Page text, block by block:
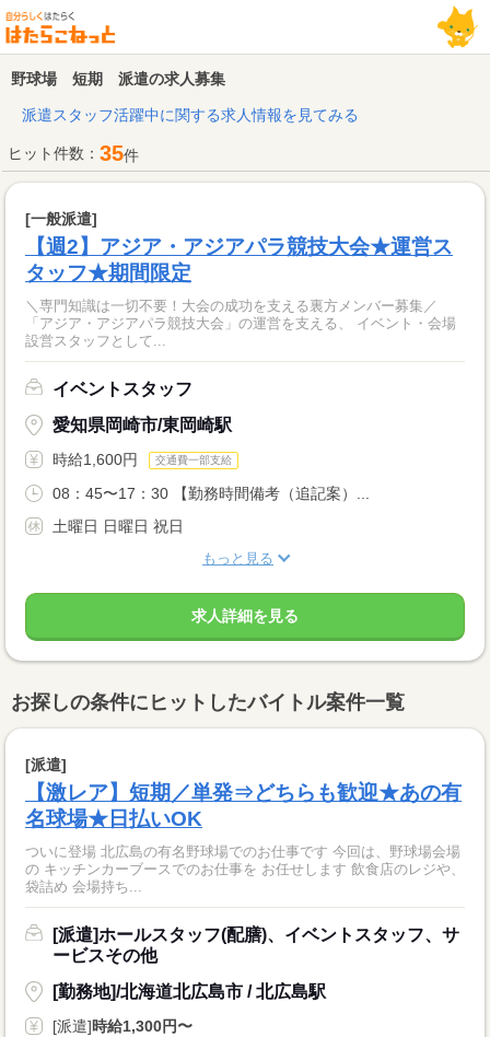
野球場 短期 派遣の求人募集
派遣スタッフ活躍中に関する求人情報を見てみる
ヒット件数： 35件
[一般派遣]
【週2】アジア・アジアパラ競技大会★運営ス
タッフ★期間限定
＼専門知識は一切不要！大会の成功を支える裏方メンバー募集／
「アジア・アジアパラ競技大会」の運営を支える、 イベント・会場
設営スタッフとして...
イベントスタッフ
愛知県岡崎市/東岡崎駅
時給1,600円 交通費一部支給
08：45〜17：30 【勤務時間備考（追記案）...
土曜日 日曜日 祝日
もっと見る
求人詳細を見る
お探しの条件にヒットしたバイトル案件一覧
[派遣]
【激レア】短期／単発⇒どちらも歓迎★あの有
名球場★日払いOK
ついに登場 北広島の有名野球場でのお仕事です 今回は、野球場会場
の キッチンカーブースでのお仕事を お任せします 飲食店のレジや、
袋詰め 会場持ち...
[派遣]ホールスタッフ(配膳)、イベントスタッフ、サ
ービスその他
[勤務地]/北海道北広島市 / 北広島駅
[派遣]時給1,300円〜